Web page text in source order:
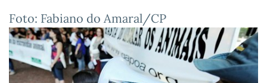
Foto: Fabiano do Amaral/CP